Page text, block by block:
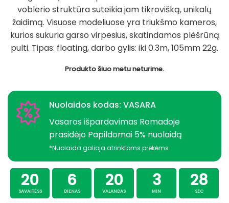
voblerio struktūra suteikia jam tikrovišką, unikalų
žaidimą. Visuose modeliuose yra triukšmo kameros,
kurios sukuria garso virpesius, skatindamos plėšrūną
pulti. Tipas: floating, darbo gylis: iki 0.3m, 105mm 22g.
Produkto šiuo metu neturime.
Nuolaidos kodas: VASARA
Vasaros išpardavimas Romadoje
prasidėjo Papildomai 5% nuolaidą
*Nuolaida galioja atrinktoms prekėms
20
SAVAITĖSS
6
DIENAS
20
VALANDAS
3
MIN
28
SEC